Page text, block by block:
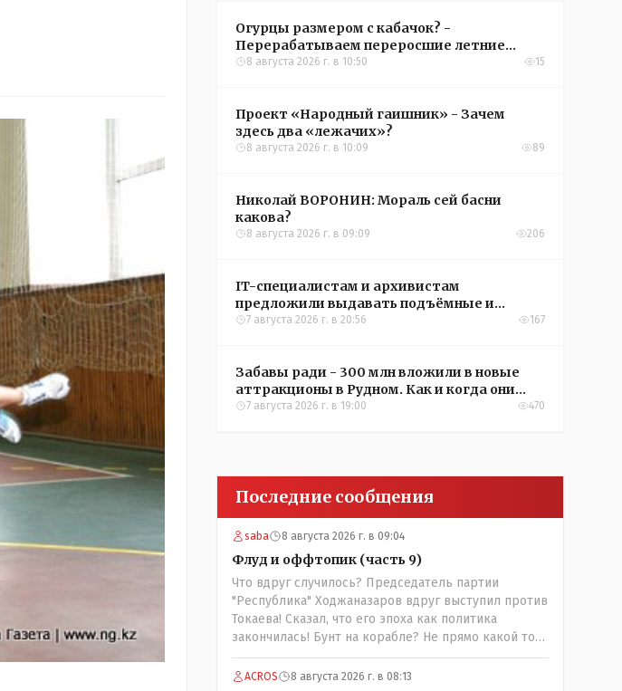
Огурцы размером с кабачок? -
Перерабатываем переросшие летние
овощи, чтобы вкусно съесть зимой
8 августа 2026 г. в 10:50 15
Проект «Народный гаишник» - Зачем
здесь два «лежачих»?
8 августа 2026 г. в 10:09 89
Николай ВОРОНИН: Мораль сей басни
какова?
8 августа 2026 г. в 09:09 206
IT-специалистам и архивистам
предложили выдавать подъёмные и
кредиты на жильё в сёлах Казахстана
7 августа 2026 г. в 20:56 167
Забавы ради - 300 млн вложили в новые
аттракционы в Рудном. Как и когда они
окупятся?
7 августа 2026 г. в 19:00 470
Последние сообщения
saba 8 августа 2026 г. в 09:04
Флуд и оффтопик (часть 9)
Что вдруг случилось? Председатель партии
"Республика" Ходжаназаров вдруг выступил против
Токаева! Сказал, что его эпоха как политика
закончилась! Бунт на корабле? Не прямо какой то
правдолюб вдруг выступил! Может он
инопланетянин? Появился неизвестно откуда,
ACROS 8 августа 2026 г. в 08:13